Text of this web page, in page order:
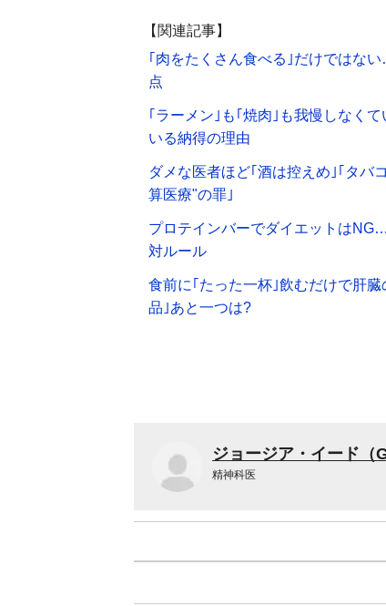
【関連記事】
｢肉をたくさん食べる｣だけではな
点
｢ラーメン｣も｢焼肉｣も我慢しなく
いる納得の理由
ダメな医者ほど｢酒は控えめ｣｢タバ
算医療"の罪｣
プロテインバーでダイエットは
対ルール
食前に｢たった一杯｣飲むだけで肝
品｣あと一つは?
ジョージア・イード（
精神科医